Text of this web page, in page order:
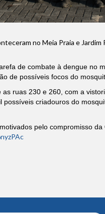
no Meia Praia e Jardim
de combate à dengue no
de possíveis focos do
ruas 230 e 260, com a
criadouros do
pelo compromisso